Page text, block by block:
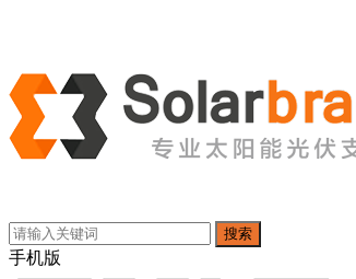
搜索
手机版